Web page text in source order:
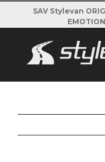
au
contenu
SAV Stylevan